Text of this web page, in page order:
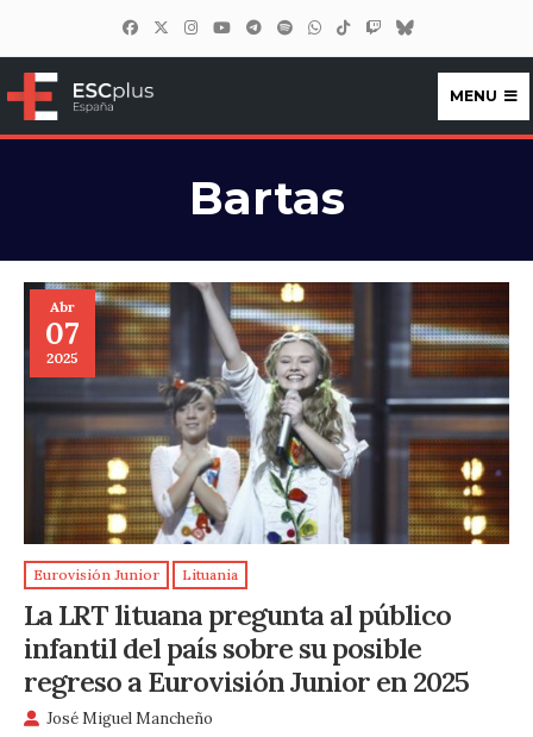
ESCplus España
MENU
Bartas
Abr
07
2025
Eurovisión Junior Lituania
La LRT lituana pregunta al público
infantil del país sobre su posible
regreso a Eurovisión Junior en 2025
José Miguel Mancheño